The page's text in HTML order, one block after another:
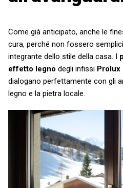
Come già anticipato, anche le
cura, perché non fossero
integrante dello stile della casa. I
effetto legno degli infissi Prolux
dialogano perfettamente con gli
legno e la pietra locale.